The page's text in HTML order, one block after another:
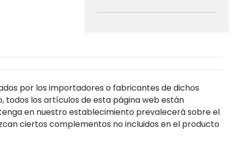
por los importadores o fabricantes de dichos
todos los artículos de esta página web están
en nuestro establecimiento prevalecerá sobre el
ciertos complementos no incluidos en el producto